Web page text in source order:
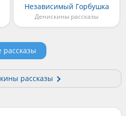
Независимый Горбушка
Денискины рассказы
рассказы
рассказы